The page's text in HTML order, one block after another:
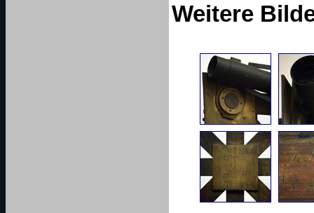
Weitere